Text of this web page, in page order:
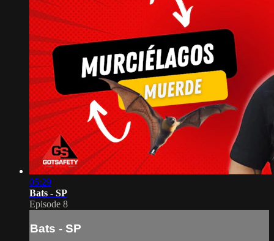
05:29
Bats - SP
Episode 8
Bats - SP